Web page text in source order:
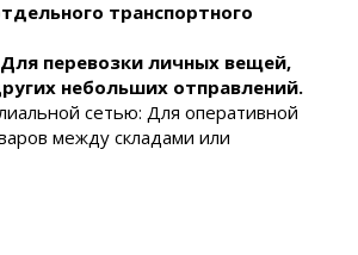
транспортного
Для перевозки личных вещей,
небольших отправлений.
сетью: Для оперативной
между складами или